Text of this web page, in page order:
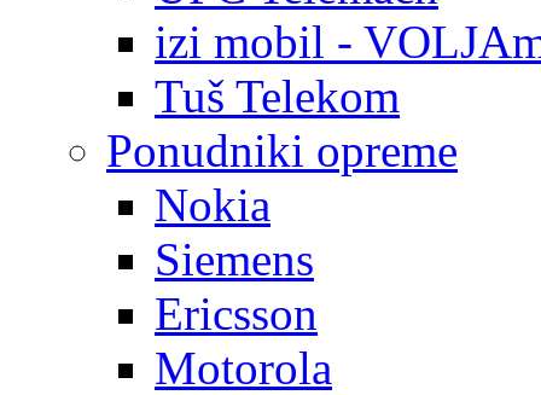
izi mobil -
Tuš Telekom
Ponudniki opreme
Nokia
Siemens
Ericsson
Motorola